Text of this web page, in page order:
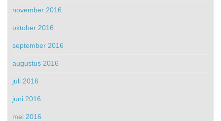
november 2016
oktober 2016
september 2016
augustus 2016
juli 2016
juni 2016
mei 2016